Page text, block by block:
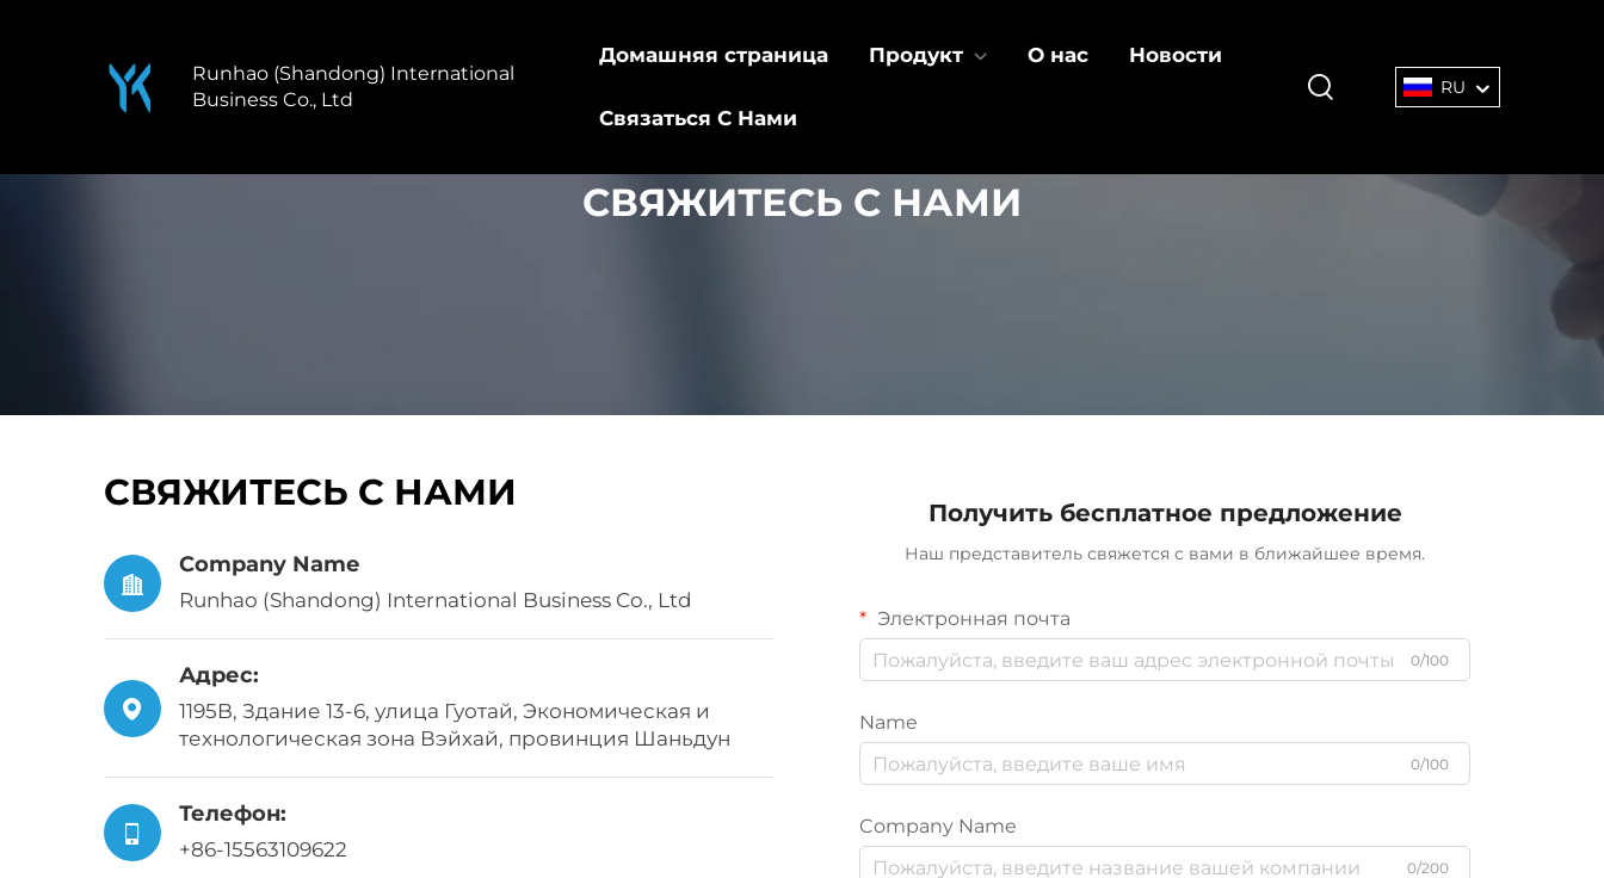
Runhao (Shandong) International
Business Co., Ltd
Домашняя страница Продукт О нас Новости
Связаться С Нами
RU
СВЯЖИТЕСЬ С НАМИ
СВЯЖИТЕСЬ С НАМИ
Company Name
Runhao (Shandong) International Business Co., Ltd
Адрес:
1195B, Здание 13-6, улица Гуотай, Экономическая и
технологическая зона Вэйхай, провинция Шаньдун
Телефон:
+86-15563109622
Получить бесплатное предложение
Наш представитель свяжется с вами в ближайшее время.
Электронная почта
0/100
Name
0/100
Company Name
0/200